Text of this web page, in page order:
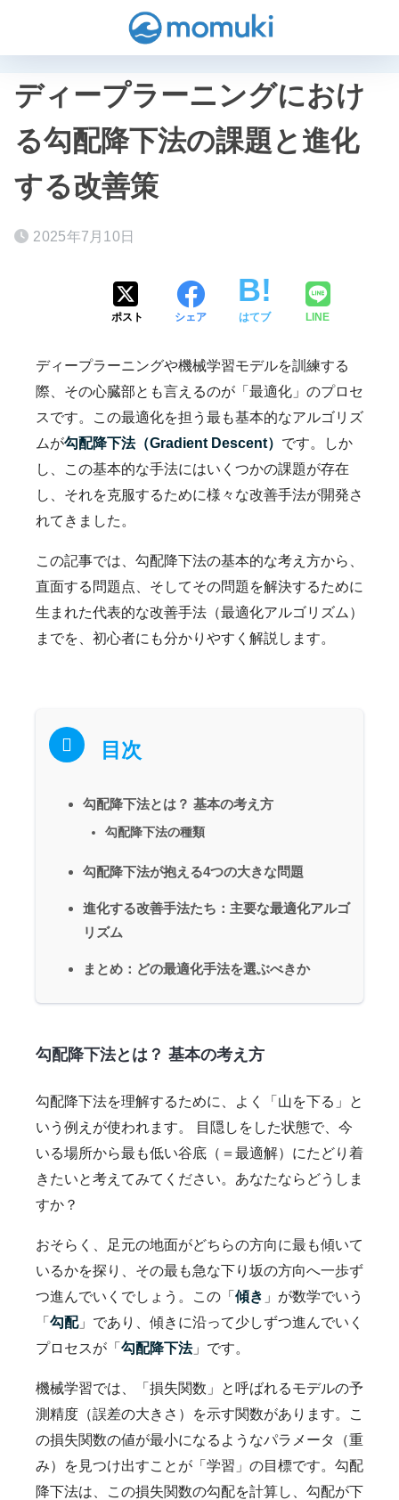
ディープラーニングにおけ
る勾配降下法の課題と進化
する改善策
2025年7月10日
ポスト シェア はてブ LINE
ディープラーニングや機械学習モデルを訓練する
際、その心臓部とも言えるのが「最適化」のプロセ
スです。この最適化を担う最も基本的なアルゴリズ
ムが勾配降下法（Gradient Descent） です。しか
し、この基本的な手法にはいくつかの課題が存在
し、それを克服するために様々な改善手法が開発さ
れてきました。
この記事では、勾配降下法の基本的な考え方から、
直面する問題点、そしてその問題を解決するために
生まれた代表的な改善手法（最適化アルゴリズム）
までを、初心者にも分かりやすく解説します。
目次
勾配降下法とは？ 基本の考え方
勾配降下法の種類
勾配降下法が抱える4つの大きな問題
進化する改善手法たち：主要な最適化アルゴ
リズム
まとめ：どの最適化手法を選ぶべきか
勾配降下法とは？ 基本の考え方
勾配降下法を理解するために、よく「山を下る」と
いう例えが使われます。 目隠しをした状態で、今
いる場所から最も低い谷底（＝最適解）にたどり着
きたいと考えてみてください。あなたならどうしま
すか？
おそらく、足元の地面がどちらの方向に最も傾いて
いるかを探り、その最も急な下り坂の方向へ一歩ず
つ進んでいくでしょう。この「 傾き 」が数学でいう
「 勾配」であり、傾きに沿って少しずつ進んでいく
プロセスが「 勾配降下法」です。
機械学習では、「損失関数」と呼ばれるモデルの予
測精度（誤差の大きさ）を示す関数があります。こ
の損失関数の値が最小になるようなパラメータ（重
み）を見つけ出すことが「学習」の目標です。勾配
降下法は、この損失関数の勾配を計算し、勾配が下